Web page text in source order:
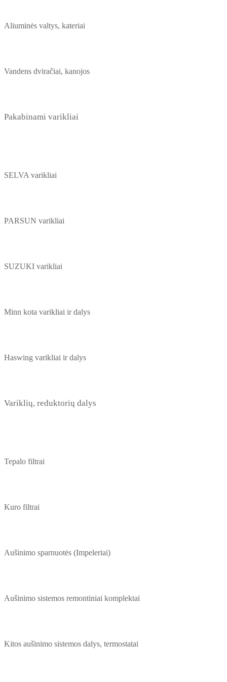
Aliuminės valtys, kateriai
Vandens dviračiai, kanojos
Pakabinami varikliai
SELVA varikliai
PARSUN varikliai
SUZUKI varikliai
Minn kota varikliai ir dalys
Haswing varikliai ir dalys
Variklių, reduktorių dalys
Tepalo filtrai
Kuro filtrai
Aušinimo sparnuotės (Impeleriai)
Aušinimo sistemos remontiniai komplektai
Kitos aušinimo sistemos dalys, termostatai